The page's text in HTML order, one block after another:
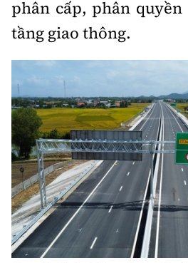
phân cấp, phân
tầng giao thông.